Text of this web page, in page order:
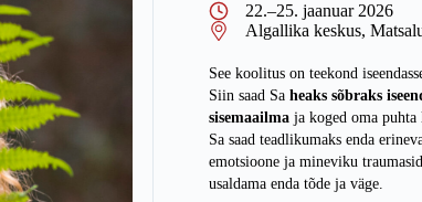
22.–25. jaanuar 2026
Algallika keskus,
See koolitus on teekond
Siin saad Saheaks sõbraks
sisemaailma ja koged oma
Sa saad teadlikumaks enda
emotsioone ja mineviku
usaldama enda tõde ja väge.